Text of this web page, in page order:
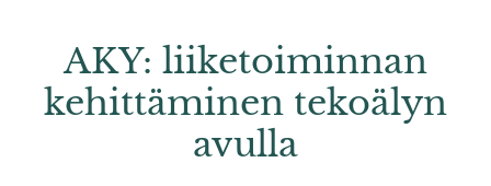
AKY: liiketoiminnan
kehittäminen tekoälyn
avulla